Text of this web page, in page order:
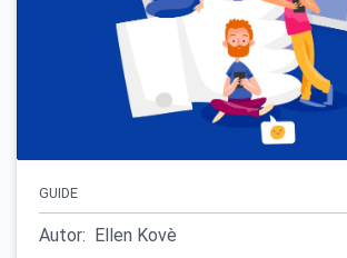
GUIDE
Autor: Ellen Kovè